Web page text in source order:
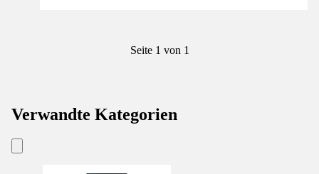
Seite 1 von 1
Verwandte Kategorien